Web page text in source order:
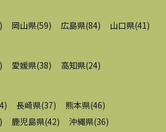
) 岡山県(59) 広島県(84) 山口県(41)
) 愛媛県(38) 高知県(24)
) 長崎県(37) 熊本県(46)
) 鹿児島県(42) 沖縄県(36)